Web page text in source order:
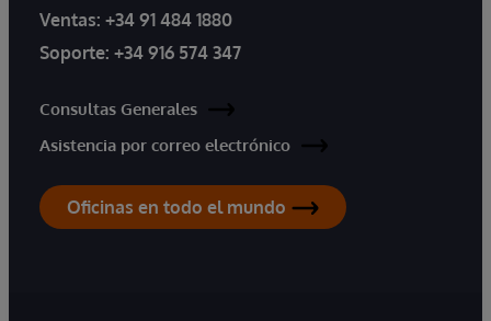
Ventas: +34 91 484 1880
Soporte: +34 916 574 347
Consultas Generales
Asistencia por correo electrónico
Oficinas en todo el mundo